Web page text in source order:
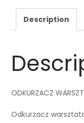
Description
ODKURZACZ
Odkurzacz